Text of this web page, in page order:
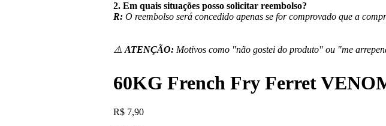
2. Em quais situações posso solicitar reembolso?
R: O reembolso será concedido apenas se for comprovado que a
⚠️ ATENÇÃO:Motivos como "não gostei do produto" ou "me
60KG French Fry Ferret
R$ 7,90